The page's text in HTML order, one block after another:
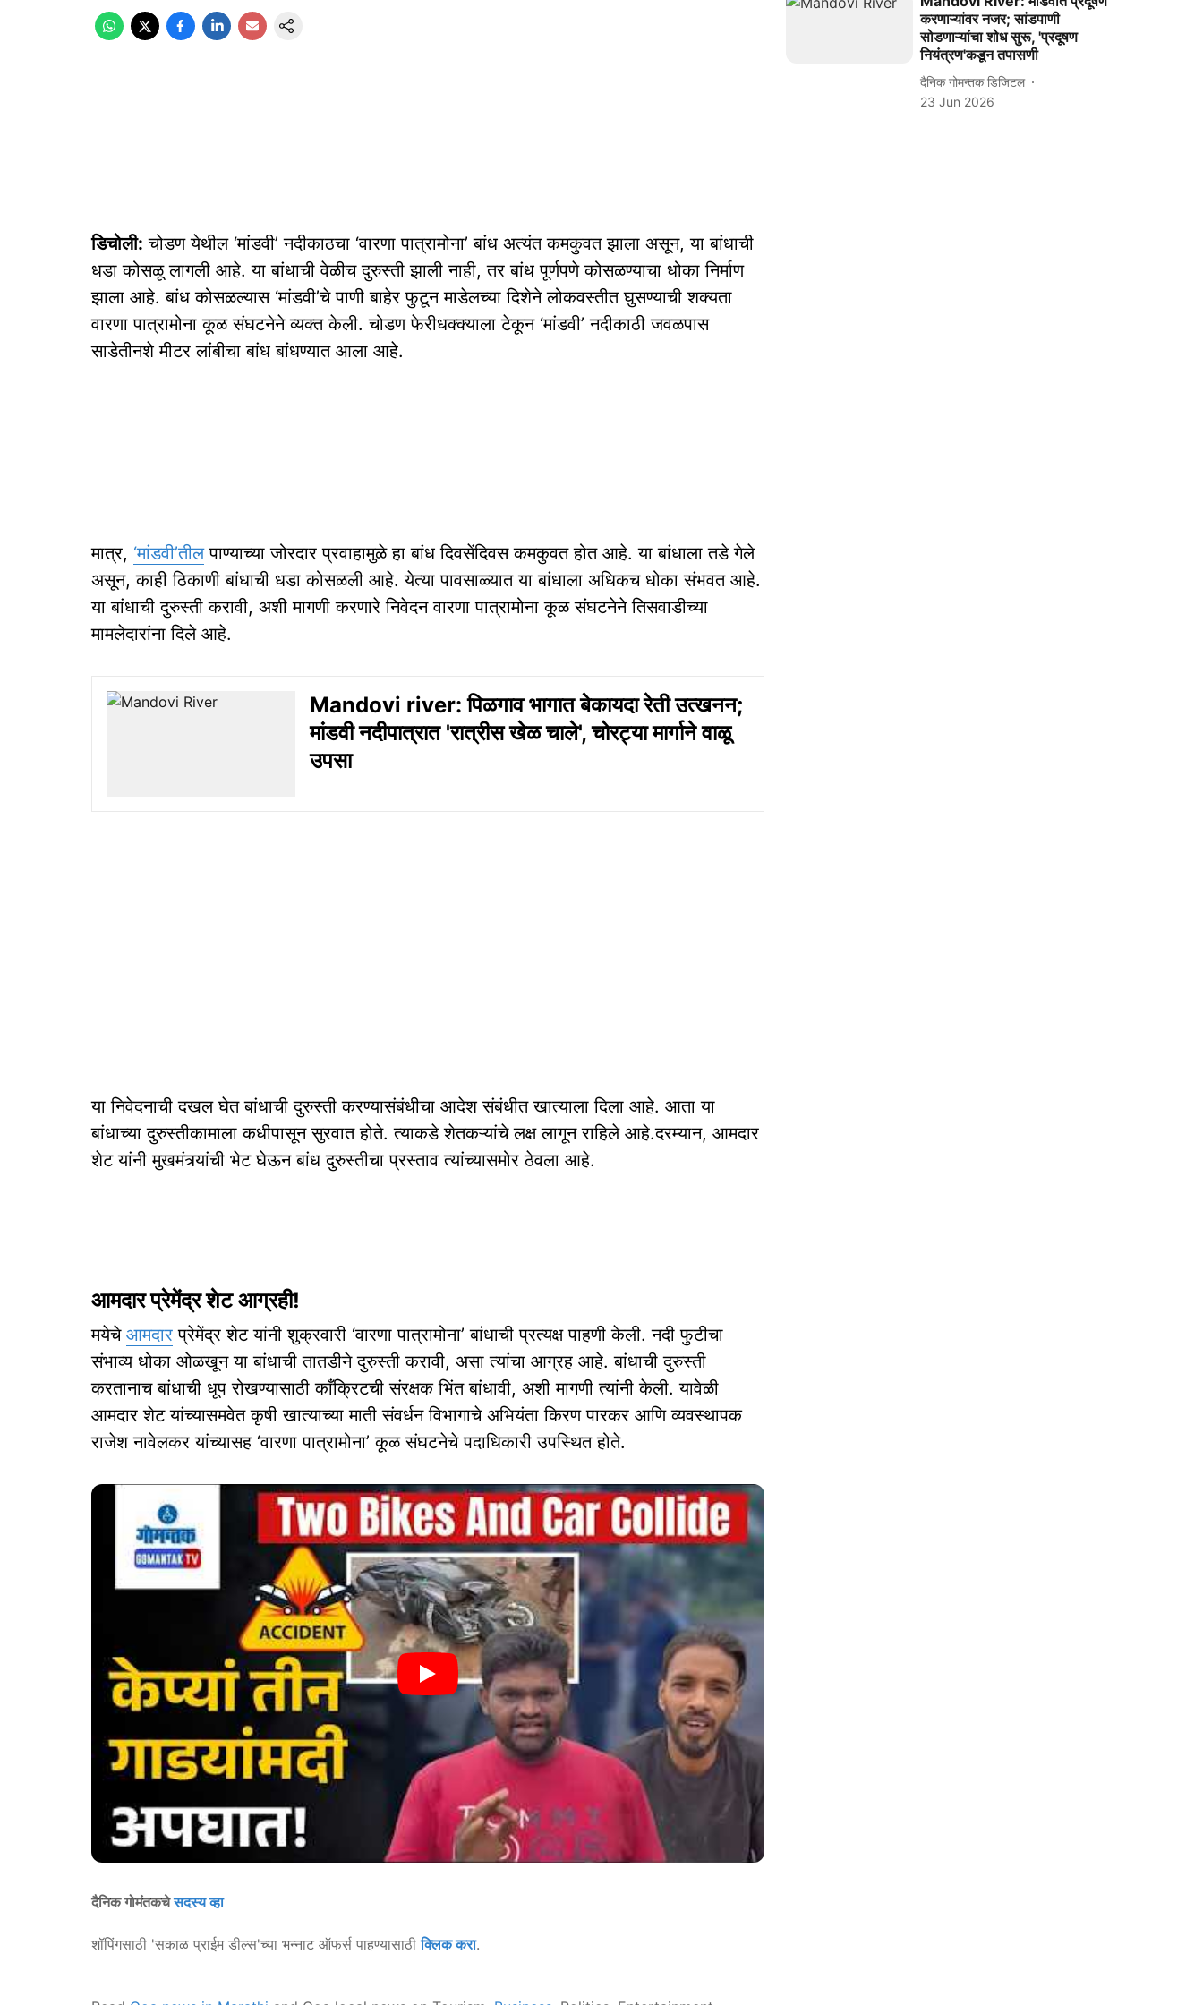
डिचोली: चोडण येथील ‘मांडवी’ नदीकाठचा ‘वारणा पात्रामोना’ बांध अत्यंत कमकुवत झाला असून, या बांधाची
धडा कोसळू लागली आहे. या बांधाची वेळीच दुरुस्ती झाली नाही, तर बांध पूर्णपणे कोसळण्याचा धोका निर्माण
झाला आहे. बांध कोसळल्यास ‘मांडवी’चे पाणी बाहेर फुटून माडेलच्या दिशेने लोकवस्तीत घुसण्याची शक्यता
वारणा पात्रामोना कूळ संघटनेने व्यक्त केली. चोडण फेरीधक्क्याला टेकून ‘मांडवी’ नदीकाठी जवळपास
साडेतीनशे मीटर लांबीचा बांध बांधण्यात आला आहे.
मात्र, ‘मांडवी’तीलपाण्याच्या जोरदार प्रवाहामुळे हा बांध दिवसेंदिवस कमकुवत होत आहे. या बांधाला तडे गेले
असून, काही ठिकाणी बांधाची धडा कोसळली आहे. येत्या पावसाळ्यात या बांधाला अधिकच धोका संभवत आहे.
या बांधाची दुरुस्ती करावी, अशी मागणी करणारे निवेदन वारणा पात्रामोना कूळ संघटनेने तिसवाडीच्या
मामलेदारांना दिले आहे.
Mandovi river: पिळगाव भागात बेकायदा रेती उत्खनन;
मांडवी नदीपात्रात 'रात्रीस खेळ चाले', चोरट्या मार्गाने वाळू
उपसा
या निवेदनाची दखल घेत बांधाची दुरुस्ती करण्यासंबंधीचा आदेश संबंधीत खात्याला दिला आहे. आता या
बांधाच्या दुरुस्तीकामाला कधीपासून सुरवात होते. त्याकडे शेतकऱ्यांचे लक्ष लागून राहिले आहे.दरम्यान, आमदार
शेट यांनी मुखमंत्र्यांची भेट घेऊन बांध दुरुस्तीचा प्रस्ताव त्यांच्यासमोर ठेवला आहे.
आमदार प्रेमेंद्र शेट आग्रही!
मयेचे आमदार प्रेमेंद्र शेट यांनी शुक्रवारी ‘वारणा पात्रामोना’ बांधाची प्रत्यक्ष पाहणी केली. नदी फुटीचा
संभाव्य धोका ओळखून या बांधाची तातडीने दुरुस्ती करावी, असा त्यांचा आग्रह आहे. बांधाची दुरुस्ती
करतानाच बांधाची धूप रोखण्यासाठी काँक्रिटची संरक्षक भिंत बांधावी, अशी मागणी त्यांनी केली. यावेळी
आमदार शेट यांच्यासमवेत कृषी खात्याच्या माती संवर्धन विभागाचे अभियंता किरण पारकर आणि व्यवस्थापक
राजेश नावेलकर यांच्यासह ‘वारणा पात्रामोना’ कूळ संघटनेचे पदाधिकारी उपस्थित होते.
दैनिक गोमंतकचेसदस्य व्हा
शॉपिंगसाठी 'सकाळ प्राईम डील्स'च्या भन्नाट ऑफर्स पाहण्यासाठीक्लिक करा.
करणाऱ्यांवर नजर; सांडपाणी
सोडणाऱ्यांचा शोध सुरू, 'प्रदूषण
नियंत्रण'कडून तपासणी
दैनिक गोमन्तक डिजिटल
23 Jun 2026